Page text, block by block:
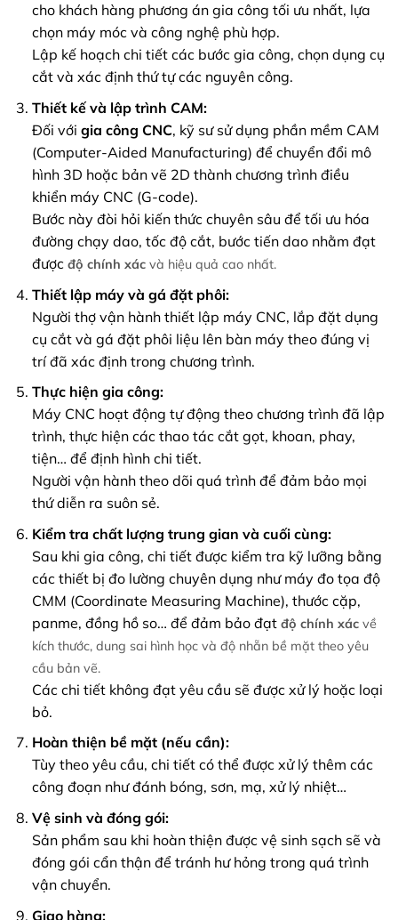
cho khách hàng phương án gia công tối ưu nhất, lựa
chọn máy móc và công nghệ phù hợp.
Lập kế hoạch chi tiết các bước gia công, chọn dụng cụ
cắt và xác định thứ tự các nguyên công.
Thiết kế và lập trình CAM:
Đối với gia công CNC, kỹ sư sử dụng phần mềm CAM
(Computer-Aided Manufacturing) để chuyển đổi mô
hình 3D hoặc bản vẽ 2D thành chương trình điều
khiển máy CNC (G-code).
Bước này đòi hỏi kiến thức chuyên sâu để tối ưu hóa
đường chạy dao, tốc độ cắt, bước tiến dao nhằm đạt
được độ chính xácvà hiệu quả cao nhất.
Thiết lập máy và gá đặt phôi:
Người thợ vận hành thiết lập máy CNC, lắp đặt dụng
cụ cắt và gá đặt phôi liệu lên bàn máy theo đúng vị
trí đã xác định trong chương trình.
Thực hiện gia công:
Máy CNC hoạt động tự động theo chương trình đã lập
trình, thực hiện các thao tác cắt gọt, khoan, phay,
tiện… để định hình chi tiết.
Người vận hành theo dõi quá trình để đảm bảo mọi
thứ diễn ra suôn sẻ.
Kiểm tra chất lượng trung gian và cuối cùng:
Sau khi gia công, chi tiết được kiểm tra kỹ lưỡng bằng
các thiết bị đo lường chuyên dụng như máy đo tọa độ
CMM (Coordinate Measuring Machine), thước cặp,
panme, đồng hồ so… để đảm bảo đạt độ chính xácvề
kích thước, dung sai hình học và độ nhẵn bề mặt theo yêu
cầu bản vẽ.
Các chi tiết không đạt yêu cầu sẽ được xử lý hoặc loại
bỏ.
Hoàn thiện bề mặt (nếu cần):
Tùy theo yêu cầu, chi tiết có thể được xử lý thêm các
công đoạn như đánh bóng, sơn, mạ, xử lý nhiệt…
Vệ sinh và đóng gói:
Sản phẩm sau khi hoàn thiện được vệ sinh sạch sẽ và
đóng gói cẩn thận để tránh hư hỏng trong quá trình
vận chuyển.
Giao hàng: